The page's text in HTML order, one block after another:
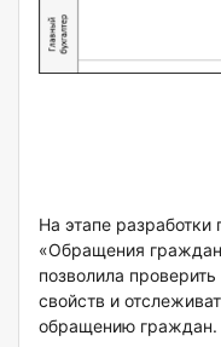
На этапе разработки
«Обращения
позволила
свойств и
обращению граждан.